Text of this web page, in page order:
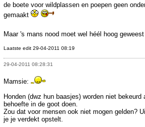
de boete voor wildplassen en poepen geen
gemaakt
Maar 's mans nood moet wel héél hoog
Laatste edit 29-04-2011 08:19
29-04-2011 08:28:31
Mamsie:
Honden (dwz hun baasjes) worden niet bekeurd
behoefte in de goot doen.
Zou dat voor mensen ook niet mogen gelden?
je je verdekt opstelt.